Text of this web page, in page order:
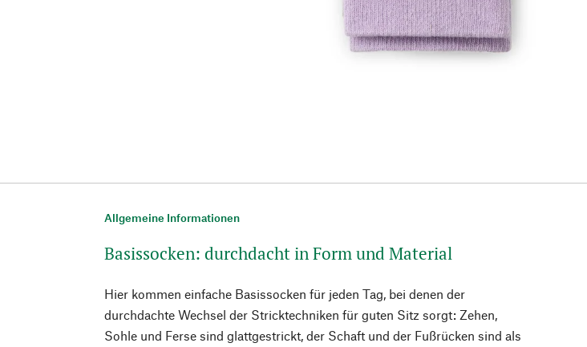
Allgemeine Informationen
Basissocken: durchdacht in Form und Material
Hier kommen einfache Basissocken für jeden Tag, bei denen der
durchdachte Wechsel der Stricktechniken für guten Sitz sorgt: Zehen,
Sohle und Ferse sind glattgestrickt, der Schaft und der Fußrücken sind als